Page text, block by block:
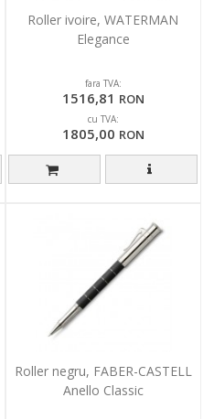
Roller ivoire, WATERMAN
Elegance
fara TVA:
1516,81 RON
cu TVA:
1805,00 RON
Roller negru, FABER-CASTELL
Anello Classic